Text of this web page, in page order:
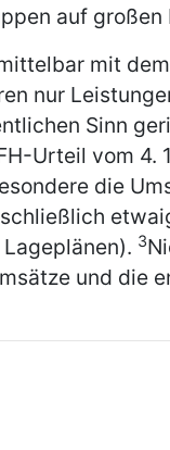
auf
mit
nur
Sinn
Urteil vom 4.
die
3
und die